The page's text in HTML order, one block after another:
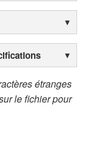
étranges
le fichier pour